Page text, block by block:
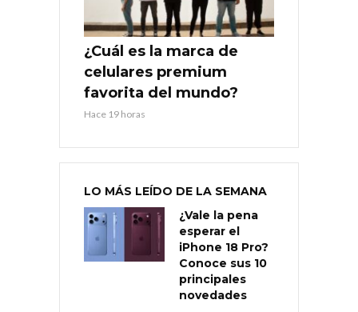
¿Cuál es la marca de
celulares premium
favorita del mundo?
Hace 19 horas
LO MÁS LEÍDO DE LA SEMANA
¿Vale la pena
esperar el
iPhone 18 Pro?
Conoce sus 10
principales
novedades